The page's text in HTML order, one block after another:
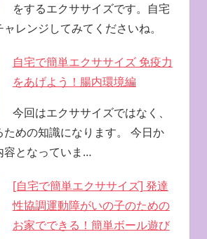
をするエクササイズです。自宅
レンジしてみてくださいね。
自宅で簡単エクササイズ 免疫力
をあげよう！腸内環境編
今回はエクササイズではなく、
ための知識になります。 今日か
容となっていま…
[自宅で簡単エクササイズ] 発達
性協調運動障がいの子のための
お家でできる！簡単ボール遊び